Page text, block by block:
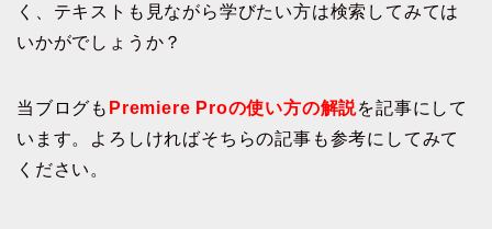
く、テキストも見ながら学びたい方は検索してみては
いかがでしょうか？
当ブログも Premiere Proの使い方の解説を記事にして
います。よろしければそちらの記事も参考にしてみて
ください。